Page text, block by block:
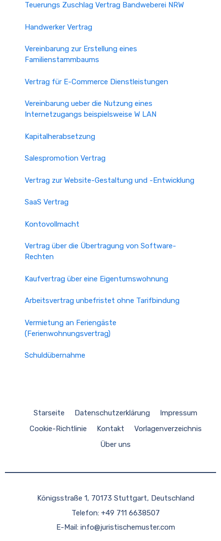
Teuerungs Zuschlag Vertrag Bandweberei NRW
Handwerker Vertrag
Vereinbarung zur Erstellung eines
Familienstammbaums
Vertrag für E-Commerce Dienstleistungen
Vereinbarung ueber die Nutzung eines
Internetzugangs beispielsweise W LAN
Kapitalherabsetzung
Salespromotion Vertrag
Vertrag zur Website-Gestaltung und -Entwicklung
SaaS Vertrag
Kontovollmacht
Vertrag über die Übertragung von Software-
Rechten
Kaufvertrag über eine Eigentumswohnung
Arbeitsvertrag unbefristet ohne Tarifbindung
Vermietung an Feriengäste
(Ferienwohnungsvertrag)
Schuldübernahme
Starseite Datenschutzerklärung
Impressum
Cookie-Richtlinie
Kontakt
Vorlagenverzeichnis
Über uns
Königsstraße 1, 70173 Stuttgart, Deutschland
Telefon: +49 711 6638507
E-Mail: info@juristischemuster.com